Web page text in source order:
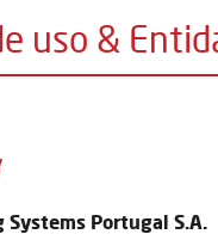
uso &
Portugal S.A.